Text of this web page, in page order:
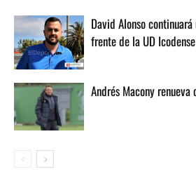
David Alonso
frente de la UD Icodense
Andrés Macony renueva